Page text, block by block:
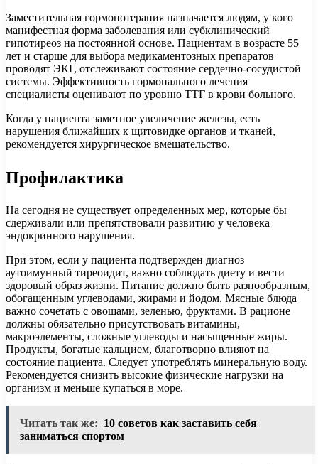
Заместительная гормонотерапия назначается людям, у кого
манифестная форма заболевания или субклинический
гипотиреоз на постоянной основе. Пациентам в возрасте 55
лет и старше для выбора медикаментозных препаратов
проводят ЭКГ, отслеживают состояние сердечно-сосудистой
системы. Эффективность гормонального лечения
специалисты оценивают по уровню ТТГ в крови больного.
Когда у пациента заметное увеличение железы, есть
нарушения ближайших к щитовидке органов и тканей,
рекомендуется хирургическое вмешательство.
Профилактика
На сегодня не существует определенных мер, которые бы
сдерживали или препятствовали развитию у человека
эндокринного нарушения.
При этом, если у пациента подтвержден диагноз
аутоимунный тиреоидит, важно соблюдать диету и вести
здоровый образ жизни. Питание должно быть разнообразным,
обогащенным углеводами, жирами и йодом. Мясные блюда
важно сочетать с овощами, зеленью, фруктами. В рационе
должны обязательно присутствовать витамины,
макроэлементы, сложные углеводы и насыщенные жиры.
Продукты, богатые кальцием, благотворно влияют на
состояние пациента. Следует употреблять минеральную воду.
Рекомендуется снизить высокие физические нагрузки на
организм и меньше купаться в море.
Читать так же: 10 советов как заставить себя
заниматься спортом